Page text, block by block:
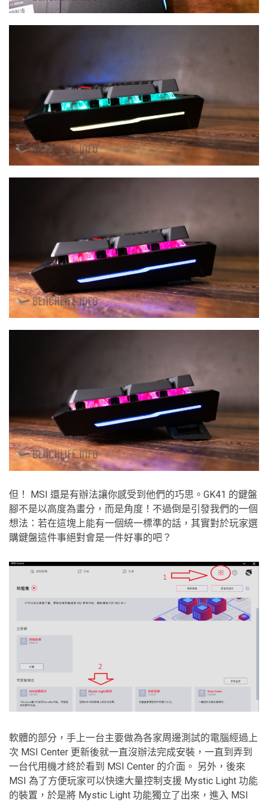
但！ MSI 還是有辦法讓你感受到他們的巧思。GK41 的鍵盤
腳不是以高度為畫分，而是角度！不過倒是引發我們的一個
想法：若在這塊上能有一個統一標準的話，其實對於玩家選
購鍵盤這件事絕對會是一件好事的吧？
軟體的部分，手上一台主要做為各家周邊測試的電腦經過上
次 MSI Center 更新後就一直沒辦法完成安裝，一直到弄到
一台代用機才終於看到 MSI Center 的介面。 另外，後來
MSI 為了方便玩家可以快速大量控制支援 Mystic Light 功能
的裝置，於是將 Mystic Light 功能獨立了出來，進入 MSI